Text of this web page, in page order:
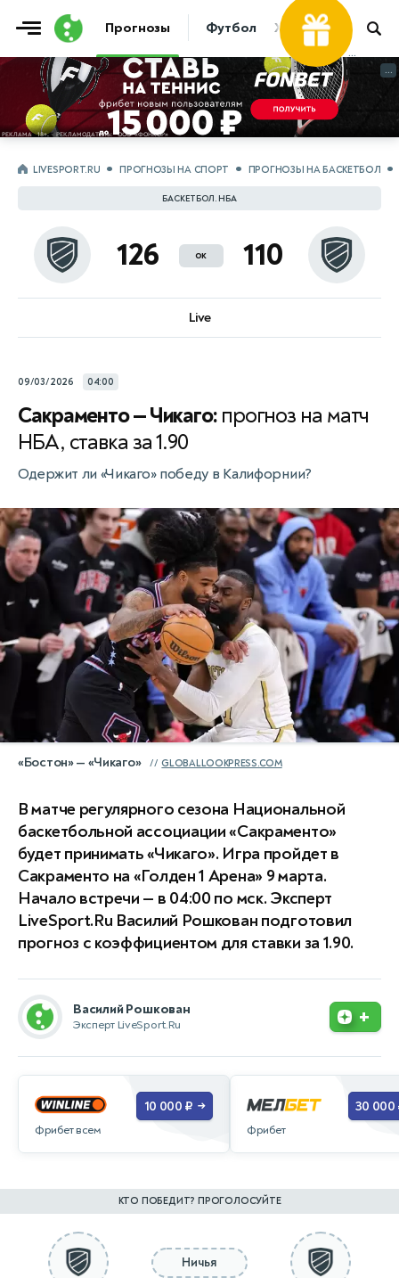
Прогнозы Футбол Хоккей Теннис
Фрибет
...
...
LIVESPORT.RU ПРОГНОЗЫ НА СПОРТ ПРОГНОЗЫ НА БАСКЕТБОЛ
БАСКЕТБОЛ. НБА
126 ок 110
Live
09/03/2026 04:00
Сакраменто — Чикаго: прогноз на матч
НБА, ставка за 1.90
Одержит ли «Чикаго» победу в Калифорнии?
«Бостон» — «Чикаго» GLOBALLOOKPRESS.COM
В матче регулярного сезона Национальной
баскетбольной ассоциации «Сакраменто»
будет принимать «Чикаго». Игра пройдет в
Сакраменто на «Голден 1 Арена» 9 марта.
Начало встречи — в 04:00 по мск. Эксперт
LiveSport.Ru Василий Рошкован подготовил
прогноз с коэффициентом для ставки за 1.90.
Василий Рошкован
Эксперт LiveSport.Ru +
Фрибет всем
10 000 ₽ →
Фрибет
30 000
КТО ПОБЕДИТ? ПРОГОЛОСУЙТЕ
Ничья